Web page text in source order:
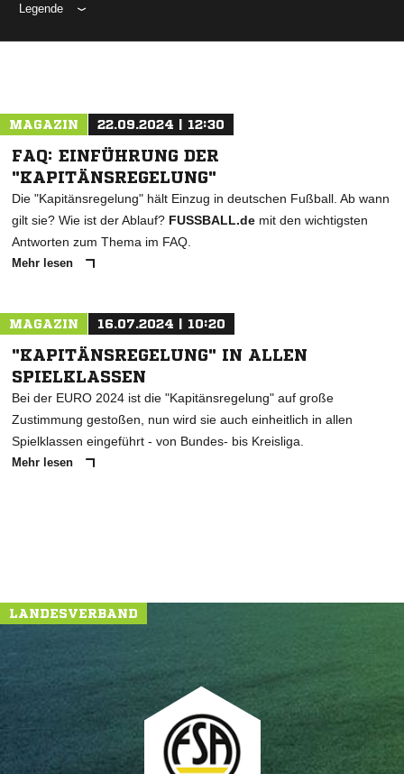
Legende
MAGAZIN 22.09.2024 | 12:30
FAQ: EINFÜHRUNG DER
"KAPITÄNSREGELUNG"
Die "Kapitänsregelung" hält Einzug in deutschen Fußball. Ab wann
gilt sie? Wie ist der Ablauf? FUSSBALL.de mit den wichtigsten
Antworten zum Thema im FAQ.
Mehr lesen
MAGAZIN 16.07.2024 | 10:20
"KAPITÄNSREGELUNG" IN ALLEN
SPIELKLASSEN
Bei der EURO 2024 ist die "Kapitänsregelung" auf große
Zustimmung gestoßen, nun wird sie auch einheitlich in allen
Spielklassen eingeführt - von Bundes- bis Kreisliga.
Mehr lesen
LANDESVERBAND